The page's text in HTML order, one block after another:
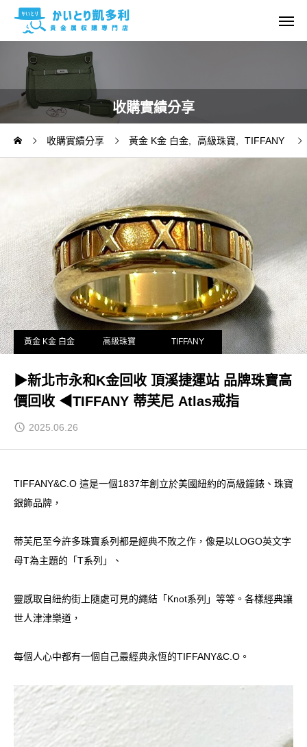
收購實績分享
收購實績分享 黃金 K金 白金 高級珠寶 TIFFANY
黃金 K金 白金 高級珠寶 TIFFANY
▶新北市永和K金回收 頂溪捷運站 品牌珠寶高
價回收 ◀TIFFANY 蒂芙尼 Atlas戒指
2025.06.26
TIFFANY&C.O 這是一個1837年創立於美國紐約的高級鐘錶、珠寶
銀飾品牌，
蒂芙尼至今許多珠寶系列都是經典不敗之作，像是以LOGO英文字
母T為主題的「T系列」、
靈感取自紐約街上隨處可見的繩結「Knot系列」等等。各樣經典讓
世人津津樂道，
每個人心中都有一個自己最經典永恆的TIFFANY&C.O。